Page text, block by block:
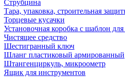
Струбцина
Тара, упаковка, строительная
Торцевые кусачки
Установочная коробка с шаблон
Чистящее средство
Шестигранный ключ
Шланг пластиковый армированный
Штангенциркуль, микроометр
Ящик для инструментов